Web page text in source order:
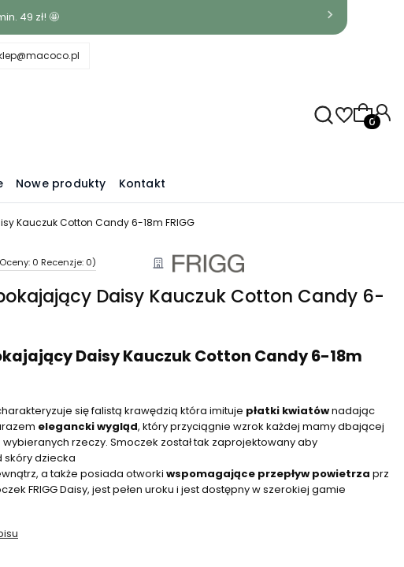
49 zł! 🤩
Nowe produkty Kontakt
Kauczuk Cotton Candy 6-18m FRIGG
0 Recenzje: 0)
Daisy Kauczuk Cotton Candy 6-
Daisy Kauczuk Cotton Candy 6-18m
się falistą krawędzią która imituje płatki kwiatównadając
eleganckiwygląd, który przyciągnie wzrok każdej mamy dbającej
rzeczy. Smoczek został tak zaprojektowany aby
skóry dziecka
a także posiada otworki wspomagające przepływ powietrza prz
FRIGG Daisy, jest pełen uroku i jest dostępny w szerokiej gamie